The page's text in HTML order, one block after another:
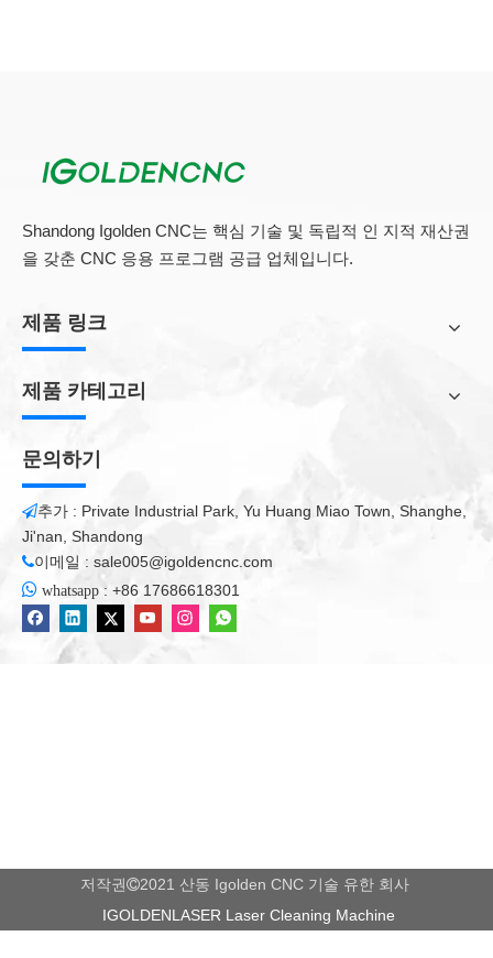
Shandong Igolden CNC는 핵심 기술 및 독립적 인 지적 재산권
을 갖춘 CNC 응용 프로그램 공급 업체입니다.
제품 링크
제품 카테고리
문의하기
추가 : Private Industrial Park, Yu Huang Miao Town, Shanghe,
Ji'nan, Shandong
이메일 : sale005@igoldencnc.com
 whatsapp : +86 17686618301
저작권2021 산동 Igolden CNC 기술 유한 회사
IGOLDENLASER Laser Cleaning Machine